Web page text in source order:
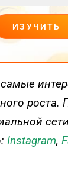
ИЗУЧИТЬ
роста.
Instagram,